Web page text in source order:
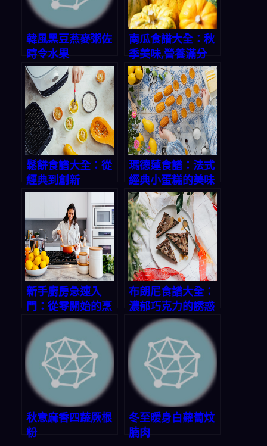
韓風黑豆燕麥粥佐
時令水果
南瓜食譜大全：秋
季美味,營養滿分
鬆餅食譜大全：從
經典到創新
瑪德蓮食譜：法式
經典小蛋糕的美味
秘方
新手廚房急速入
門：從零開始的烹
飪之旅
布朗尼食譜大全：
濃郁巧克力的誘惑
秋意麻香四蔬厥根
粉
冬至暖身白蘿蔔炆
腩肉